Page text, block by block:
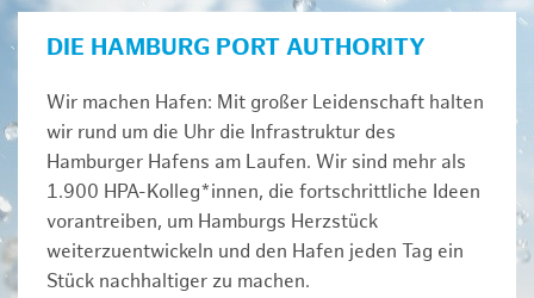
DIE HAMBURG PORT AUTHORITY
Wir machen Hafen: Mit großer Leidenschaft halten
wir rund um die Uhr die Infrastruktur des
Hamburger Hafens am Laufen. Wir sind mehr als
1.900 HPA-Kolleg*innen, die fortschrittliche Ideen
vorantreiben, um Hamburgs Herzstück
weiterzuentwickeln und den Hafen jeden Tag ein
Stück nachhaltiger zu machen.